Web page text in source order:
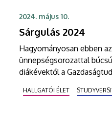
2024. május 10.
Sárgulás 2024
Hagyományosan ebben
ünnepségsorozattal búcsúznak az
diákévektől a
Környezetgazdálkodási
HALLGATÓI ÉLET